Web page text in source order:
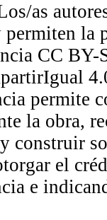
as
la
CC BY-
permite
la obra,
construir
el
e